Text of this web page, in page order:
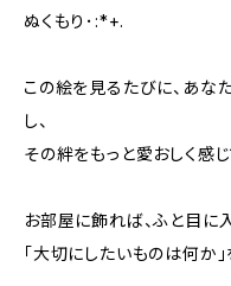
ぬくもり･:*+.
この絵を見るたびに、あな
し、
その絆をもっと愛おしく感
お部屋に飾れば、ふと目に
「大切にしたいものは何か